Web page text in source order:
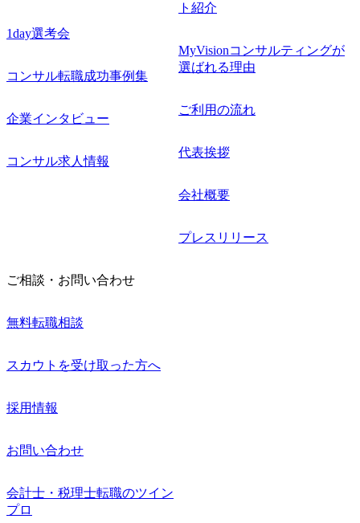
1day選考会
コンサル転職成功事例集
企業インタビュー
コンサル求人情報
ト紹介
MyVisionコンサルティングが
選ばれる理由
ご利用の流れ
代表挨拶
会社概要
プレスリリース
ご相談・お問い合わせ
無料転職相談
スカウトを受け取った方へ
採用情報
お問い合わせ
会計士・税理士転職のツイン
プロ